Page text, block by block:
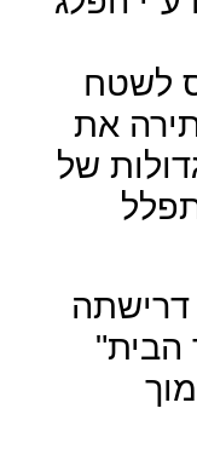
לשטח
את
של
הבית"